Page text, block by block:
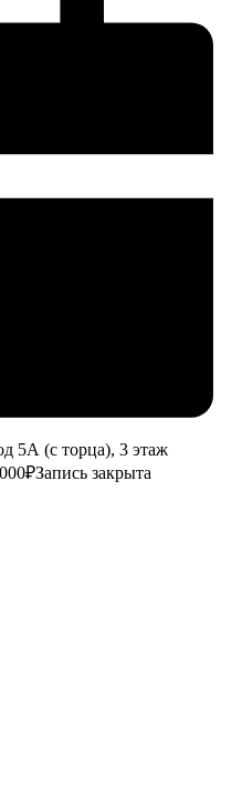
5А (с торца), 3 этаж
Запись закрыта